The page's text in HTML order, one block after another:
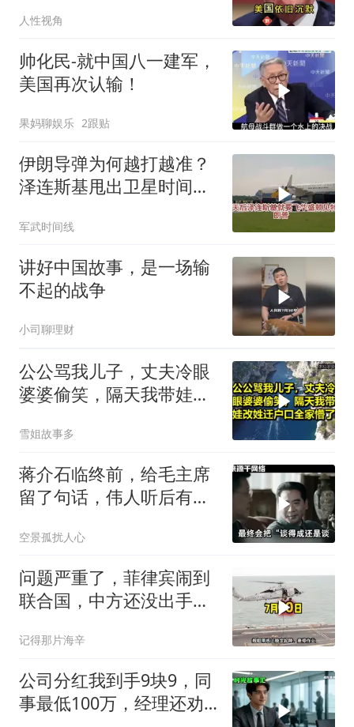
人性视角
帅化民-就中国八一建军，
美国再次认输！
果妈聊娱乐 2跟贴
伊朗导弹为何越打越准？
泽连斯基甩出卫星时间
京
军武时间线
讲好中国故事，是一场输
不起的战争
小司聊理财
公公骂我儿子，丈夫冷眼
婆婆偷笑，隔天我带娃改
雪姐故事多
蒋介石临终前，给毛主席
留了句话，伟人听后有什
空景孤扰人心
问题严重了，菲律宾闹到
联合国，中方还没出手，
记得那片海辛
公司分红我到手9块9，同
事最低100万，经理还劝